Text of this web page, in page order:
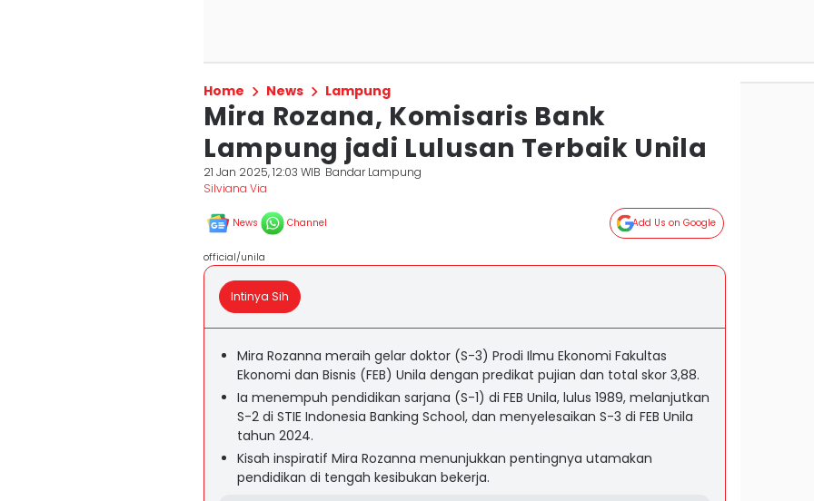
Home News Lampung
Mira Rozana, Komisaris Bank
Lampung jadi Lulusan Terbaik Unila
21 Jan 2025, 12:03 WIB Bandar Lampung
Silviana Via
News Channel Add Us on Google
official/unila
Intinya Sih
Mira Rozanna meraih gelar doktor (S-3) Prodi Ilmu Ekonomi Fakultas
Ekonomi dan Bisnis (FEB) Unila dengan predikat pujian dan total skor 3,88.
Ia menempuh pendidikan sarjana (S-1) di FEB Unila, lulus 1989, melanjutkan
S-2 di STIE Indonesia Banking School, dan menyelesaikan S-3 di FEB Unila
tahun 2024.
Kisah inspiratif Mira Rozanna menunjukkan pentingnya utamakan
pendidikan di tengah kesibukan bekerja.